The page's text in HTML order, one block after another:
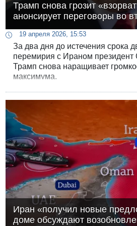
Трамп снова грозит
анонсирует переговоры во
19 апреля 2026, 15:53
За два дня до истечения срока
перемирия с Ираном
Трамп снова наращивает
максимума.
Иран «получил новые
доме обсуждают